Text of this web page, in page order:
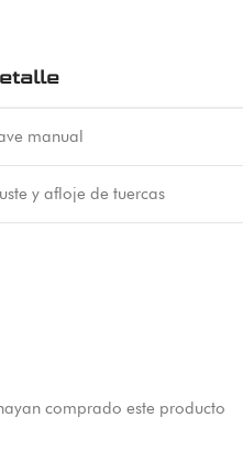
manual
y afloje de tuercas
comprado este producto